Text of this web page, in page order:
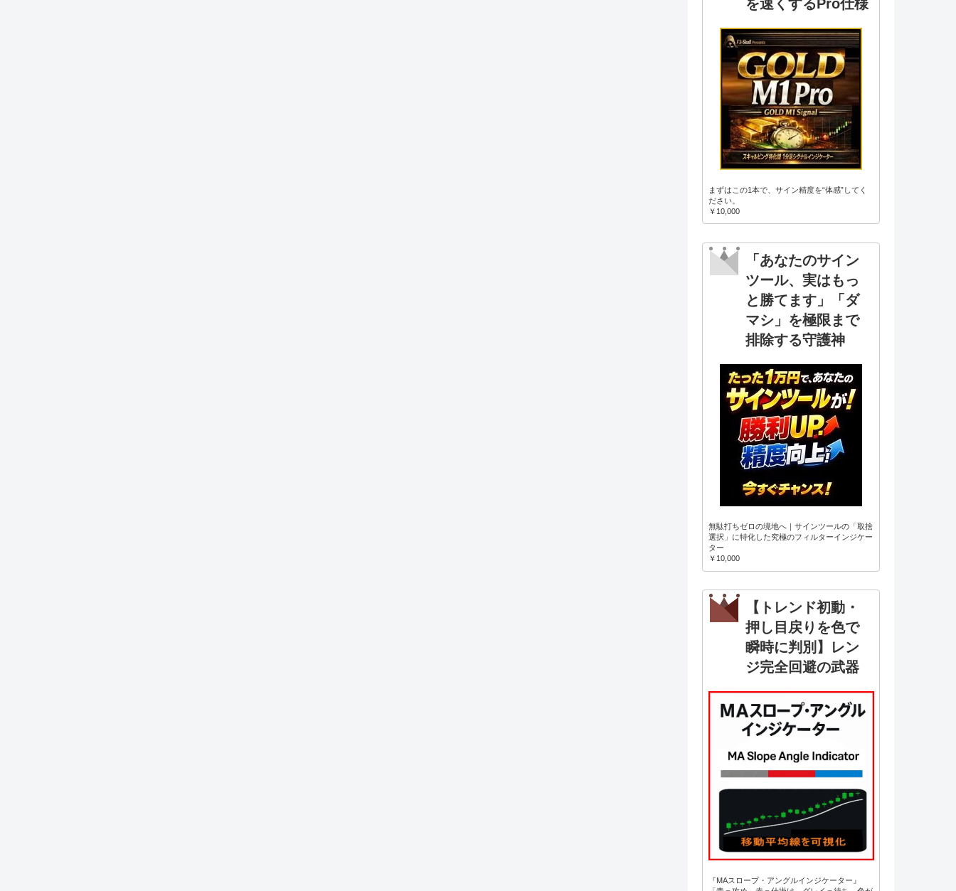
を速くするPro仕様
まずはこの1本で、サイン精度を“体感”してく
ださい。
￥10,000
「あなたのサイン
ツール、実はもっ
と勝てます」「ダ
マシ」を極限まで
排除する守護神
無駄打ちゼロの境地へ｜サインツールの「取捨
選択」に特化した究極のフィルターインジケー
ター
￥10,000
【トレンド初動・
押し目戻りを色で
瞬時に判別】レン
ジ完全回避の武器
『MAスロープ・アングルインジケーター』